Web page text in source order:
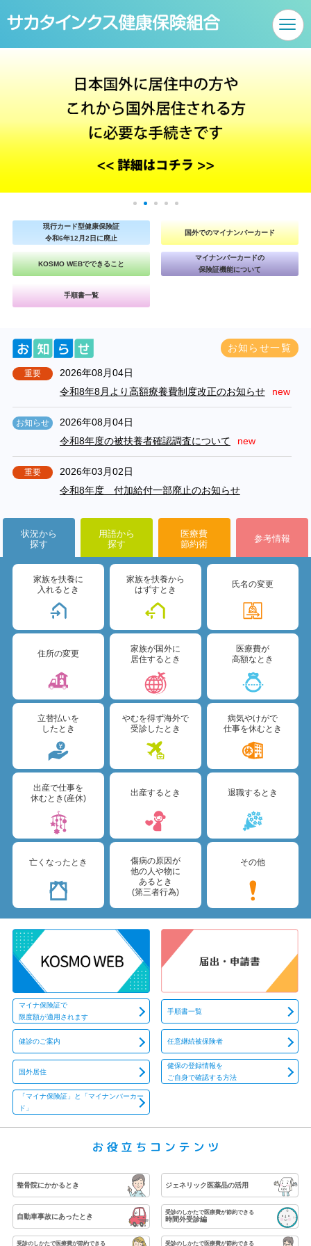
現行カード型健康保険証
令和6年12月2日に廃止
国外でのマイナンバーカード
KOSMO WEBでできること
マイナンバーカードの
保険証機能について
手順書一覧
お知らせ一覧
重要
2026年08月04日
令和8年8月より高額療養費制度改正のお知らせ
new
お知らせ
2026年08月04日
令和8年度の被扶養者確認調査について
new
重要
2026年03月02日
令和8年度 付加給付一部廃止のお知らせ
2026年03月02日
令和8年度 保健事業計画について
2026年03月02日
令和8年度 予算のお知らせ
2025年09月01日
令和6年度 決算概要および保健事業報告
健康保険組合事務所移転について
重要
2025年03月03日
令和7年度 保健事業計画について
重要
2025年03月03日
令和7年度 予算のお知らせ
2024年09月02日
令和5年度 決算概要および保健事業報告
重要
2024年05月23日
現行カード型健康保険証は、令和6年12月2日に廃止
(新規発行・再発行)
重要
2024年03月01日
令和6年度 保健事業計画について
重要
2024年03月01日
令和6年度 予算のお知らせ
INFO
2024年01月31日
マイナ保険証をご利用ください!
令和5年度の健康保険被扶養者資格調査(Web検認)実
施について
2023年10月02日
重要
2023年09月01日
令和4年度 決算概要および保健事業報告
重要 2023年03月23日
状況から
探す
用語から
探す
医療費
節約術
参考情報
家族を扶養に
入れるとき
家族を扶養から
はずすとき
氏名の変更
住所の変更
家族が国外に
居住するとき
医療費が
高額なとき
立替払いを
したとき
やむを得ず海外で
受診したとき
病気やけがで
仕事を休むとき
出産で仕事を
休むとき(産休)
出産するとき 退職するとき
亡くなったとき
傷病の原因が
他の人や物に
あるとき
(第三者行為)
その他
マイナ保険証で
限度額が適用されます
手順書一覧
健診のご案内 任意継続被保険者
国外居住
健保の登録情報を
ご自身で確認する方法
「マイナ保険証」と「マイナンバーカー
ド」
整骨院にかかるとき ジェネリック医薬品の活用
自動車事故にあったとき
受診のしかたで医療費が節約できる
時間外受診編
受診のしかたで医療費が節約できる 受診のしかたで医療費が節約できる